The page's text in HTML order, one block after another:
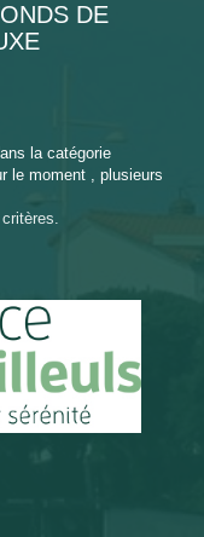
DE
la catégorie
le moment , plusieurs